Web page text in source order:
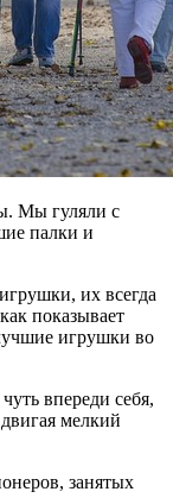
Мы гуляли с
палки и
их всегда
показывает
игрушки во
впереди себя,
мелкий
занятых